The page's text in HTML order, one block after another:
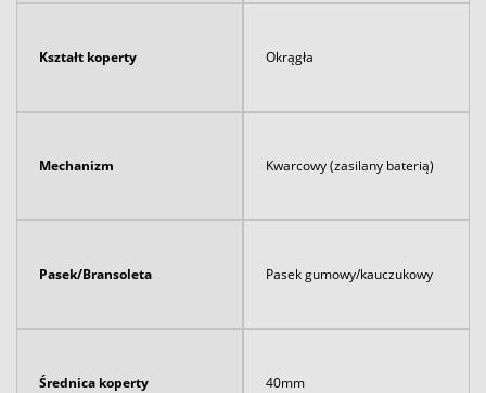
Kształt koperty Okrągła
Mechanizm Kwarcowy (zasilany baterią)
Pasek/Bransoleta Pasek gumowy/kauczukowy
Średnica koperty 40mm